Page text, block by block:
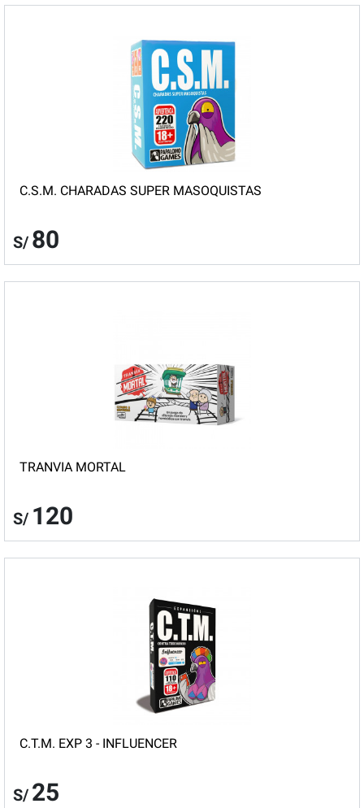
C.S.M. CHARADAS SUPER MASOQUISTAS
S/ 80
TRANVIA MORTAL
S/ 120
C.T.M. EXP 3 - INFLUENCER
S/ 25